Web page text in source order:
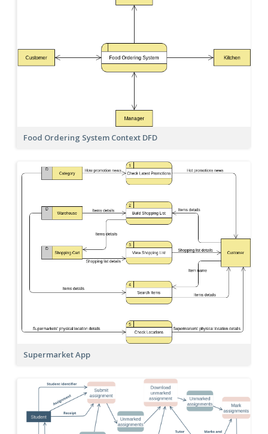
Food Ordering System Context DFD
Supermarket App